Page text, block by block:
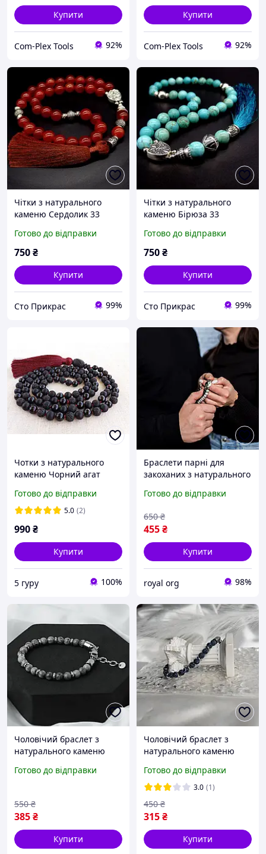
Купити
Com-Plex Tools 92%
Купити
Com-Plex Tools 92%
Чітки з натурального
каменю Сердолик 33
Готово до відправки
750₴
Купити
Сто Прикрас 99%
Чітки з натурального
каменю Бірюза 33
Готово до відправки
750₴
Купити
Сто Прикрас 99%
Чотки з натурального
каменю Чорний агат
з вузлами
Готово до відправки
5.0 (2)
990₴
Купити
5 гуру 100%
Браслети парні для
закоханих з натурального
Готово до відправки
455₴
650 ₴
Купити
royal org 98%
Чоловічий браслет з
натурального каменю
Готово до відправки
385₴
550 ₴
Купити
Чоловічий браслет з
натурального каменю
Готово до відправки
3.0 (1)
315₴
450 ₴
Купити